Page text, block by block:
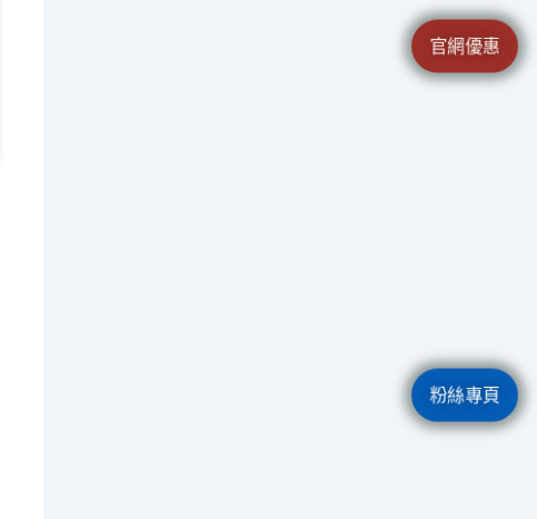
官網優惠
粉絲專頁